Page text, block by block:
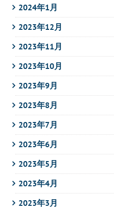
2024年1月
2023年12月
2023年11月
2023年10月
2023年9月
2023年8月
2023年7月
2023年6月
2023年5月
2023年4月
2023年3月